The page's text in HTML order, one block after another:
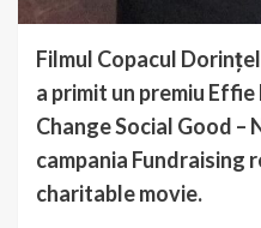
Filmul Copacul
a primit un premiu
Change Social Good
campania Fundraising
charitable movie.